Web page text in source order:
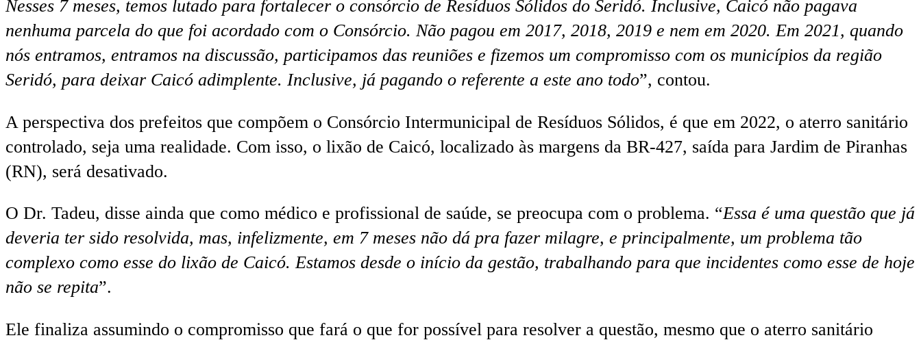
Nesses 7 meses, temos lutado para fortalecer o consórcio de Resíduos Sólidos do Seridó. Inclusive, Caicó não pagava
nenhuma parcela do que foi acordado com o Consórcio. Não pagou em 2017, 2018, 2019 e nem em 2020. Em 2021, quando
nós entramos, entramos na discussão, participamos das reuniões e fizemos um compromisso com os municípios da região
Seridó, para deixar Caicó adimplente. Inclusive, já pagando o referente a este ano todo”, contou.
A perspectiva dos prefeitos que compõem o Consórcio Intermunicipal de Resíduos Sólidos, é que em 2022, o aterro sanitário
controlado, seja uma realidade. Com isso, o lixão de Caicó, localizado às margens da BR-427, saída para Jardim de Piranhas
(RN), será desativado.
O Dr. Tadeu, disse ainda que como médico e profissional de saúde, se preocupa com o problema. “Essa é uma questão que já
deveria ter sido resolvida, mas, infelizmente, em 7 meses não dá pra fazer milagre, e principalmente, um problema tão
complexo como esse do lixão de Caicó. Estamos desde o início da gestão, trabalhando para que incidentes como esse de hoje
não se repita”.
Ele finaliza assumindo o compromisso que fará o que for possível para resolver a questão, mesmo que o aterro sanitário